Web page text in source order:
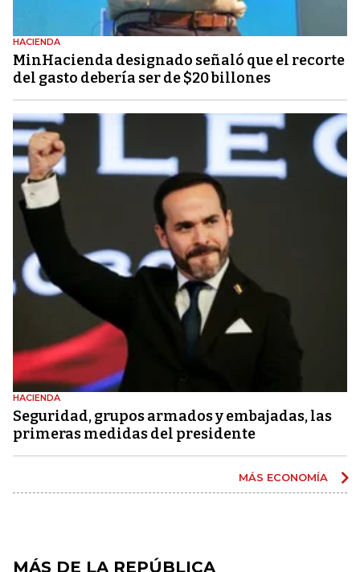
HACIENDA
MinHacienda designado señaló que el recorte
del gasto debería ser de $20 billones
HACIENDA
Seguridad, grupos armados y embajadas, las
primeras medidas del presidente
MÁS ECONOMÍA
MÁS DE LA REPÚBLICA